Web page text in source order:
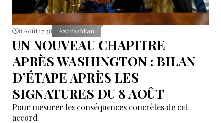
8 Août 17:38 Azerbaïdjan
UN NOUVEAU CHAPITRE
APRÈS WASHINGTON : BILAN
D’ÉTAPE APRÈS LES
SIGNATURES DU 8 AOÛT
Pour mesurer les conséquences concrètes de cet
accord.